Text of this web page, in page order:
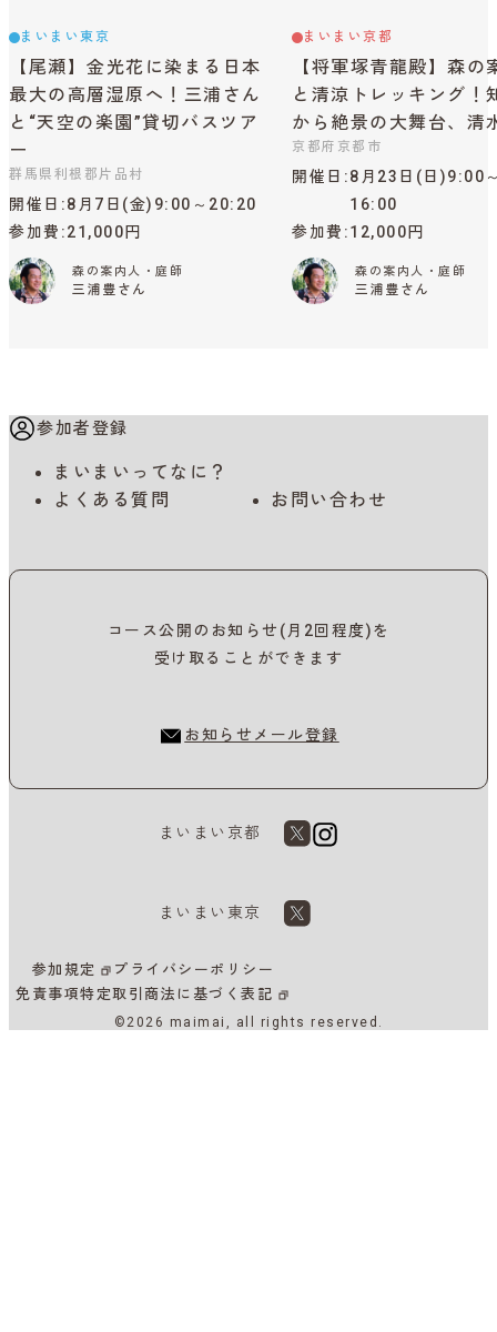
まいまい東京
【尾瀬】金光花に染まる日本
最大の高層湿原へ！三浦さん
と“天空の楽園”貸切バスツア
ー
群馬県利根郡片品村
開催日
8月7日(金)9:00～20:20
参加費 21,000円
森の案内人・庭師
三浦豊さん
まいまい京都
【将軍塚青龍殿】森の
と清涼トレッキング！
から絶景の大舞台、清
京都府京都市
開催日
8月23日(日)9:00
16:00
参加費 12,000円
森の案内人・庭師
三浦豊さん
参加者登録
まいまいってなに？
よくある質問
お問い合わせ
コース公開のお知らせ(月2回程度)を
受け取ることができます
お知らせメール登録
まいまい京都
まいまい東京
参加規定
プライバシーポリシー
免責事項特定取引商法に基づく表記
©2026 maimai, all rights reserved.